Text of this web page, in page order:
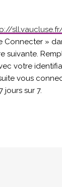
Connecter »
suivante.
votre
vous
sur 7.